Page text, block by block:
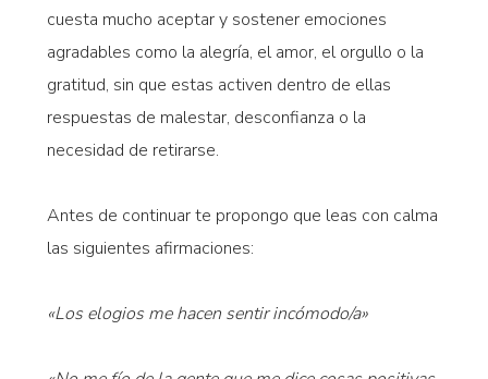
cuesta mucho aceptar y sostener emociones
agradables como la alegría, el amor, el orgullo o la
gratitud, sin que estas activen dentro de ellas
respuestas de malestar, desconfianza o la
necesidad de retirarse.
Antes de continuar te propongo que leas con calma
las siguientes afirmaciones:
«Los elogios me hacen sentir incómodo/a»